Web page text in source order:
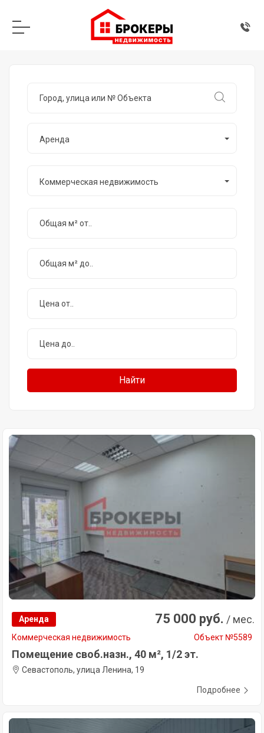
Аренда
Коммерческая недвижимость
Аренда 75 000 руб. / мес.
Коммерческая недвижимость Объект №5589
Помещение своб.назн., 40 м², 1/2 эт.
Севастополь, улица Ленина, 19
Подробнее